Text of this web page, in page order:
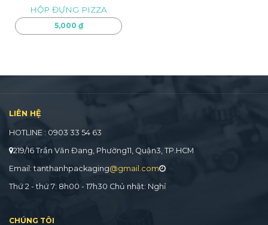
HỘP ĐỰNG PIZZA
5,000 ₫
LIÊN HỆ
HOTLINE : 0903 33 54 63
219/16 Trần Văn Đang, Phường11, Quận3, TP.HCM
Email: tanthanhpackaging@gmail.com
Thứ 2 - thứ 7: 8h00 - 17h30 Chủ nhật: Nghỉ
CHÚNG TÔI